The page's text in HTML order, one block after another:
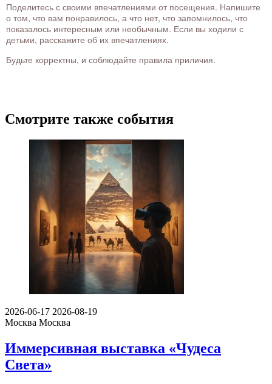
Поделитесь с своими впечатлениями от посещения. Напишите
о том, что вам понравилось, а что нет, что запомнилось, что
показалось интересным или необычным. Если вы ходили с
детьми, расскажите об их впечатлениях.
Будьте корректны, и соблюдайте правила приличия.
Смотрите также события
2026-06-17 2026-08-19
Москва Москва
Иммерсивная выставка «Чудеса
Света»